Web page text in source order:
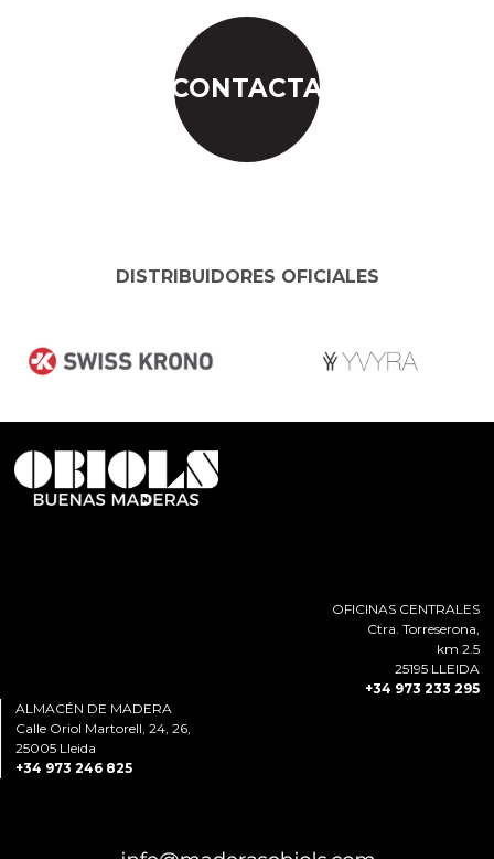
CONTACTA
DISTRIBUIDORES OFICIALES
OFICINAS CENTRALES
Ctra. Torreserona,
km 2.5
25195 LLEIDA
+34 973 233 295
ALMACÉN DE MADERA
Calle Oriol Martorell, 24, 26,
25005 Lleida
+34 973 246 825